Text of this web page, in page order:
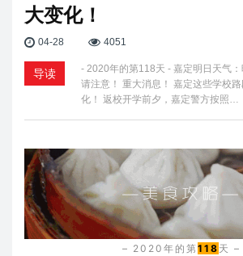
大变化！
04-28 4051
导读
- 2020年的第118天 - 嘉定明日天气
请注意！ 重大消息！ 嘉定这些学校
化！ 返校开学前夕，嘉定警方按照…
– 2020年的第118 天 –